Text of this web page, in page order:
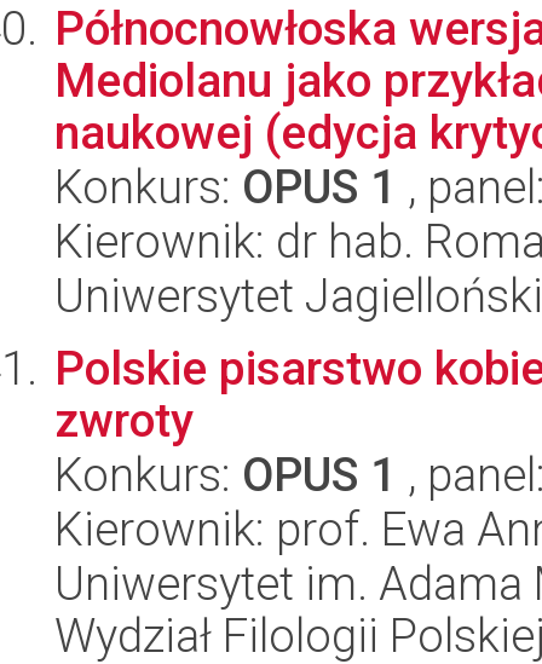
Północnowłoska
Mediolanu jako
naukowej (edycja
Konkurs: OPUS 1 ,
Kierownik: dr hab.
Uniwersytet
Polskie pisarstwo
zwroty
Konkurs: OPUS 1 ,
Kierownik: prof. Ewa
Uniwersytet im.
Wydział Filologii